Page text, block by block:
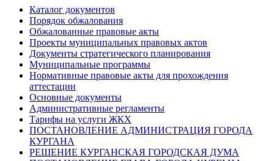
Каталог документов
Порядок обжалования
Обжалованные правовые акты
Проекты муниципальных правовых актов
Документы стратегического планирования
Муниципальные программы
Нормативные правовые акты для прохождения
аттестации
Основные документы
Административные регламенты
Тарифы на услуги ЖКХ
ПОСТАНОВЛЕНИЕ АДМИНИСТРАЦИЯ ГОРОДА
КУРГАНА
РЕШЕНИЕ КУРГАНСКАЯ ГОРОДСКАЯ ДУМА